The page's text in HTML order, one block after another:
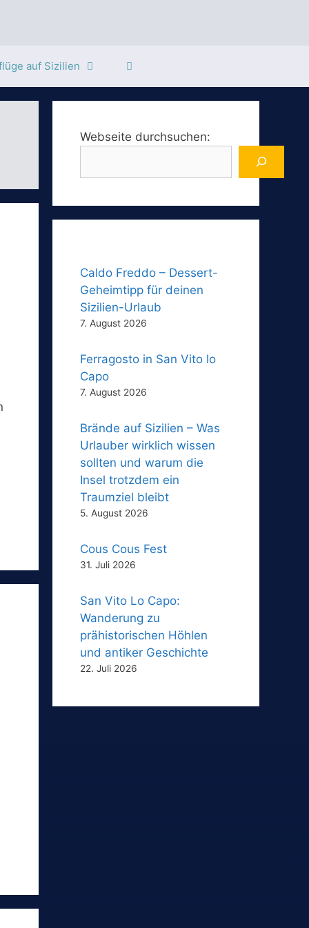
auf Sizilien
Webseite durchsuchen:
Caldo Freddo – Dessert-
Geheimtipp für deinen
Sizilien-Urlaub
7. August 2026
Ferragosto in San Vito lo
Capo
7. August 2026
Brände auf Sizilien – Was
Urlauber wirklich wissen
sollten und warum die
Insel trotzdem ein
Traumziel bleibt
5. August 2026
Cous Cous Fest
31. Juli 2026
San Vito Lo Capo:
Wanderung zu
prähistorischen Höhlen
und antiker Geschichte
22. Juli 2026